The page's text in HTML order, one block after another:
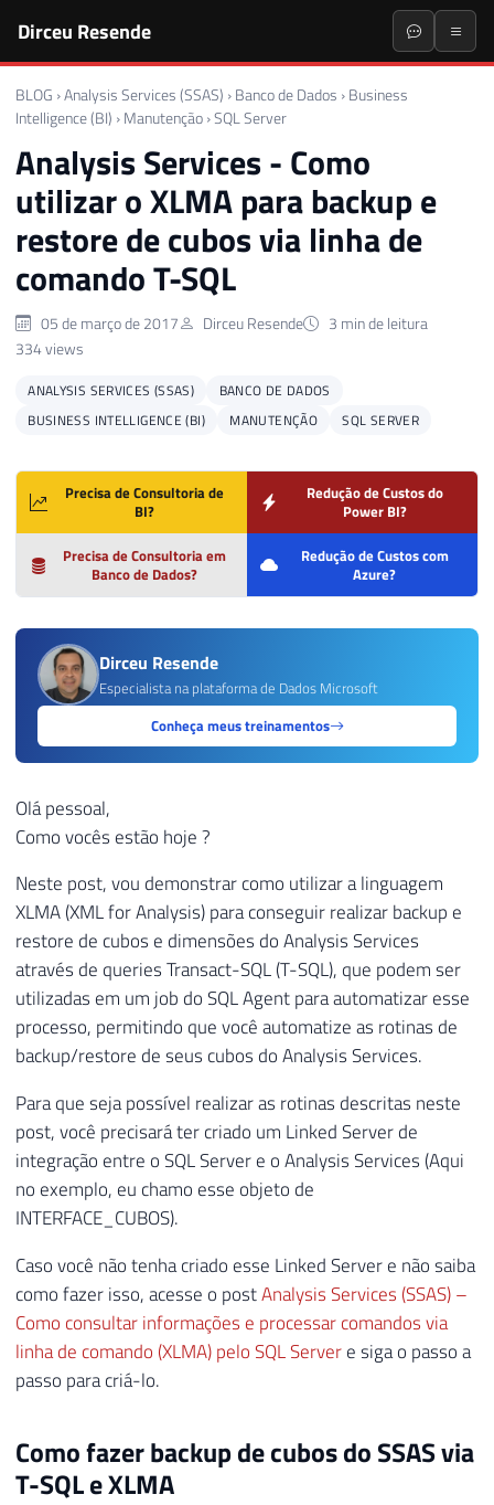
Dirceu Resende
BLOG ›Analysis Services (SSAS) › Banco de Dados › Business
Intelligence (BI) › Manutenção ›SQL Server
Analysis Services - Como
utilizar o XLMA para backup e
restore de cubos via linha de
comando T-SQL
05 de março de 2017 Dirceu Resende
3 min de leitura
334 views
ANALYSIS SERVICES (SSAS)
BANCO DE DADOS
BUSINESS INTELLIGENCE (BI)
MANUTENÇÃO SQL SERVER
Precisa de Consultoria de
BI?
Redução de Custos do
Power BI?
Precisa de Consultoria em
Banco de Dados?
Redução de Custos com
Azure?
Dirceu Resende
Especialista na plataforma de Dados Microsoft
Conheça meus treinamentos
Olá pessoal,
Como vocês estão hoje ?
Neste post, vou demonstrar como utilizar a linguagem
XLMA (XML for Analysis) para conseguir realizar backup e
restore de cubos e dimensões do Analysis Services
através de queries Transact-SQL (T-SQL), que podem ser
utilizadas em um job do SQL Agent para automatizar esse
processo, permitindo que você automatize as rotinas de
backup/restore de seus cubos do Analysis Services.
Para que seja possível realizar as rotinas descritas neste
post, você precisará ter criado um Linked Server de
integração entre o SQL Server e o Analysis Services (Aqui
no exemplo, eu chamo esse objeto de
INTERFACE_CUBOS).
Caso você não tenha criado esse Linked Server e não saiba
como fazer isso, acesse o postAnalysis Services (SSAS) –
Como consultar informações e processar comandos via
linha de comando (XLMA) pelo SQL Servere siga o passo a
passo para criá-lo.
Como fazer backup de cubos do SSAS via
T-SQL e XLMA